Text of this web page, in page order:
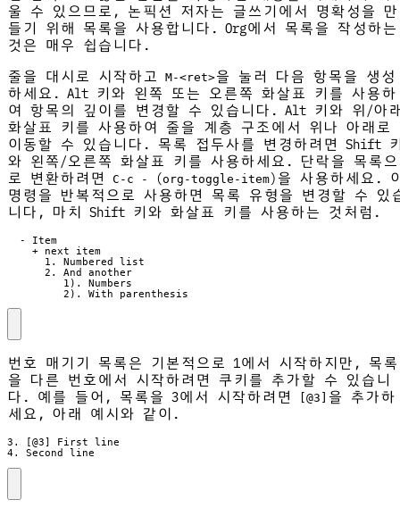
울 수 있으므로, 논픽션 저자는 글쓰기에서 명확성을 만
들기 위해 목록을 사용합니다. Org에서 목록을 작성하는
것은 매우 쉽습니다.
줄을 대시로 시작하고
M-<ret>을 눌러 다음 항목을 생성
하세요. Alt 키와 왼쪽 또는 오른쪽 화살표 키를 사용하
여 항목의 깊이를 변경할 수 있습니다. Alt 키와 위/아
화살표 키를 사용하여 줄을 계층 구조에서 위나 아래로
이동할 수 있습니다. 목록 접두사를 변경하려면 Shift
와 왼쪽/오른쪽 화살표 키를 사용하세요. 단락을 목록으
로 변환하려면
C-c - (org-toggle-item)을 사용하세요.
명령을 반복적으로 사용하면 목록 유형을 변경할 수 있
니다, 마치 Shift 키와 화살표 키를 사용하는 것처럼.
         2). With parenthesis
번호 매기기 목록은 기본적으로 1에서 시작하지만, 목록
을 다른 번호에서 시작하려면 쿠키를 추가할 수 있습니
다. 예를 들어, 목록을 3에서 시작하려면
[@3]
을 추가하
세요, 아래 예시와 같이.
4. Second line